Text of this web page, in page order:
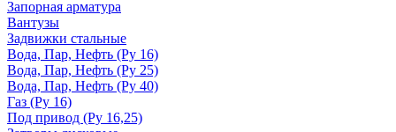
Запорная арматура
Вантузы
Задвижки стальные
Вода, Пар, Нефть (Ру 16)
Вода, Пар, Нефть (Ру 25)
Вода, Пар, Нефть (Ру 40)
Газ (Ру 16)
Под привод (Ру 16,25)